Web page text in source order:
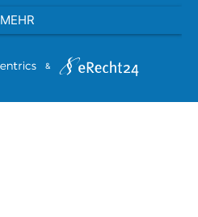
MEHR
&